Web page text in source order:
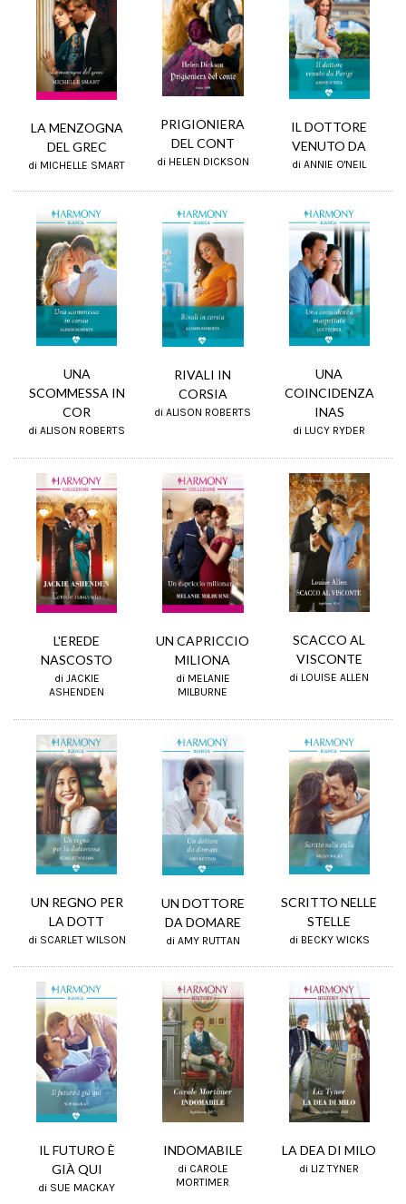
LA MENZOGNA
DEL GREC
di MICHELLE SMART
PRIGIONIERA
DEL CONT
di HELEN DICKSON
IL DOTTORE
VENUTO DA
di ANNIE O'NEIL
UNA
SCOMMESSA IN
COR
di ALISON ROBERTS
RIVALI IN
CORSIA
di ALISON ROBERTS
UNA
COINCIDENZA
INAS
di LUCY RYDER
L'EREDE
NASCOSTO
di JACKIE
ASHENDEN
UN CAPRICCIO
MILIONA
di MELANIE
MILBURNE
SCACCO AL
VISCONTE
di LOUISE ALLEN
UN REGNO PER
LA DOTT
di SCARLET WILSON
UN DOTTORE
DA DOMARE
di AMY RUTTAN
SCRITTO NELLE
STELLE
di BECKY WICKS
IL FUTURO È
GIÀ QUI
di SUE MACKAY
INDOMABILE
di CAROLE
MORTIMER
LA DEA DI MILO
di LIZ TYNER